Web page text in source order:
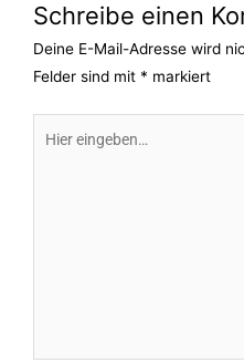
Schreibe einen
Deine E-Mail-Adresse wird
Felder sind mit * markiert
eingeben…